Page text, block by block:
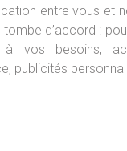
pour
entre vous et
tombe d’accord :
à vos besoins,
publicités